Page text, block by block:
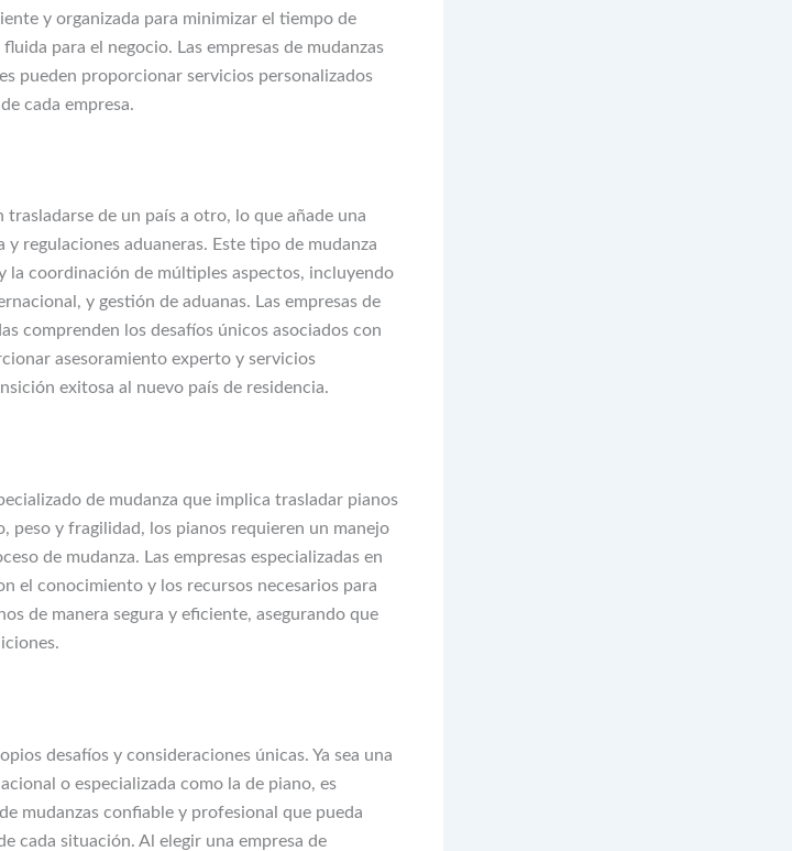
y organizada para minimizar el tiempo de
para el negocio. Las empresas de mudanzas
pueden proporcionar servicios personalizados
cada empresa.
trasladarse de un país a otro, lo que añade una
regulaciones aduaneras. Este tipo de mudanza
la coordinación de múltiples aspectos, incluyendo
y gestión de aduanas. Las empresas de
comprenden los desafíos únicos asociados con
asesoramiento experto y servicios
exitosa al nuevo país de residencia.
de mudanza que implica trasladar pianos
peso y fragilidad, los pianos requieren un manejo
de mudanza. Las empresas especializadas en
el conocimiento y los recursos necesarios para
de manera segura y eficiente, asegurando que
desafíos y consideraciones únicas. Ya sea una
o especializada como la de piano, es
mudanzas confiable y profesional que pueda
cada situación. Al elegir una empresa de